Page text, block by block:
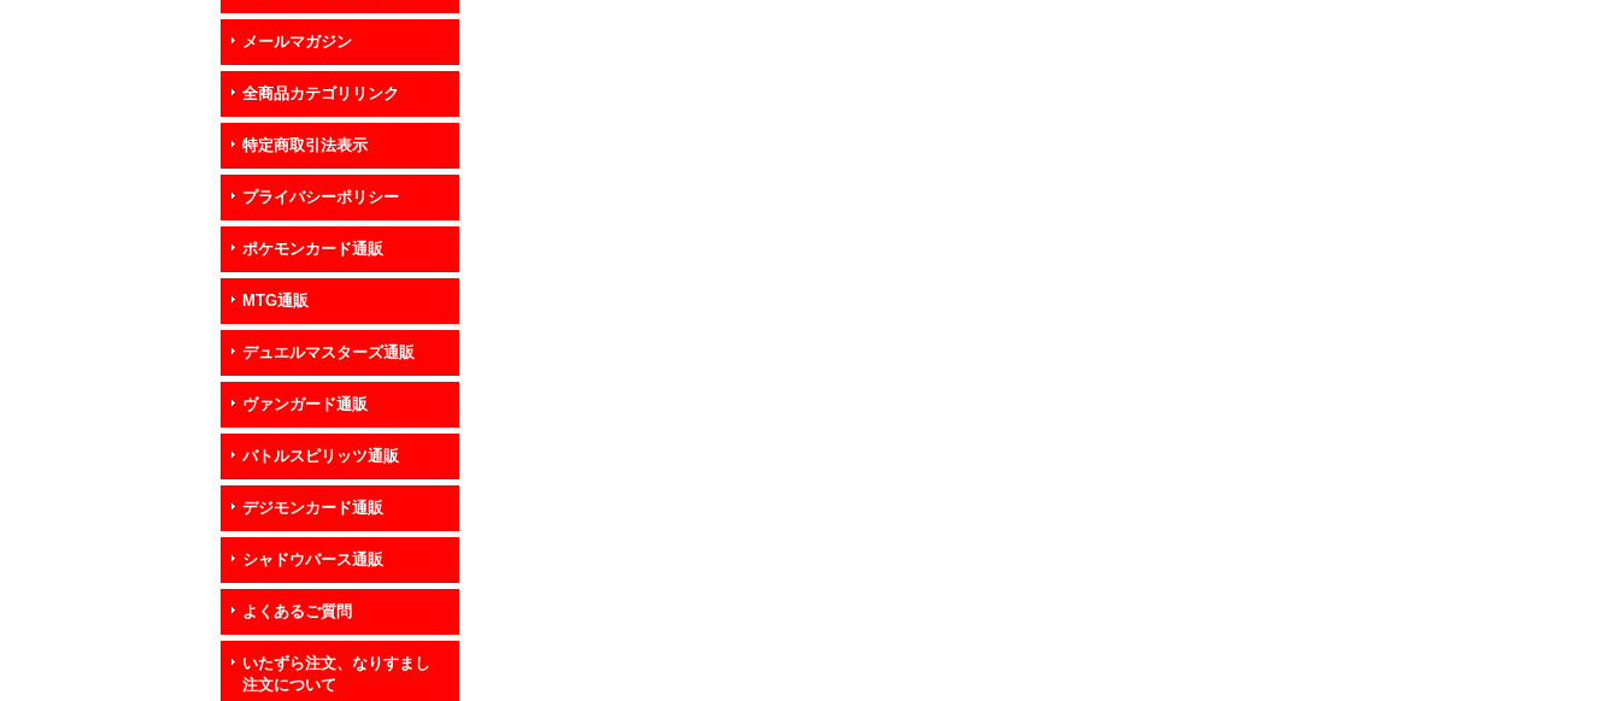
メールマガジン
全商品カテゴリリンク
特定商取引法表示
プライバシーポリシー
ポケモンカード通販
MTG通販
デュエルマスターズ通販
ヴァンガード通販
バトルスピリッツ通販
デジモンカード通販
シャドウバース通販
よくあるご質問
いたずら注文、なりすまし
注文について